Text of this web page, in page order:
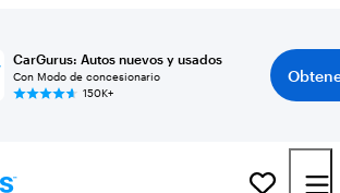
CarGurus: Autos nuevos y usados
Con Modo de concesionario
150K+